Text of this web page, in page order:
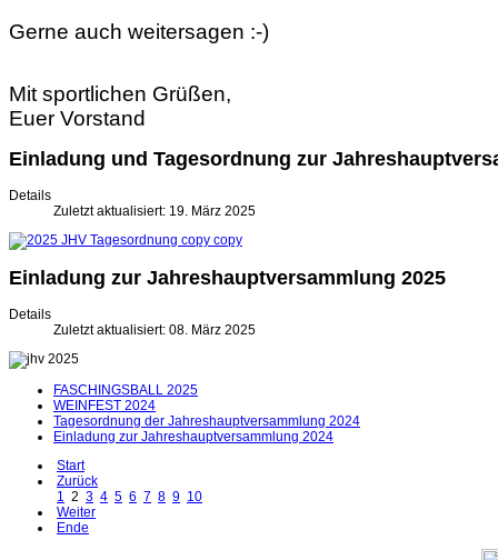
Gerne auch weitersagen :-)
Mit sportlichen Grüßen,
Euer Vorstand
Einladung und Tagesordnung zur
Details
Zuletzt aktualisiert: 19. März 2025
Einladung zur Jahreshauptversammlung 2025
Details
Zuletzt aktualisiert: 08. März 2025
FASCHINGSBALL 2025
WEINFEST 2024
Tagesordnung der Jahreshauptversammlung 2024
Einladung zur Jahreshauptversammlung 2024
Start
Zurück
1
2 3 4 5 6 7 8 9 10
Weiter
Ende